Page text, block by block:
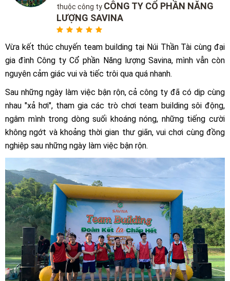
thuộc công ty CÔNG TY CỔ PHẦN NĂNG
LƯỢNG SAVINA
Vừa kết thúc chuyến team building tại Núi Thần Tài cùng đại
gia đình Công ty Cổ phần Năng lượng Savina, mình vẫn còn
nguyên cảm giác vui và tiếc trôi qua quá nhanh.
Sau những ngày làm việc bận rộn, cả công ty đã có dịp cùng
nhau "xả hơi", tham gia các trò chơi team building sôi động,
ngâm mình trong dòng suối khoáng nóng, những tiếng cười
không ngớt và khoảng thời gian thư giãn, vui chơi cùng đồng
nghiệp sau những ngày làm việc bận rộn.